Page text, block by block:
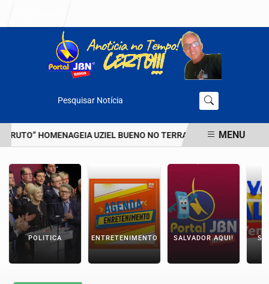
Pesquisar Notícia
HOMENAGEIA UZIEL BUENO NO TERRAÇO MINEIRO D'
MENU
POLITICA ENTRETENIMENTO SALVADOR AQUI!